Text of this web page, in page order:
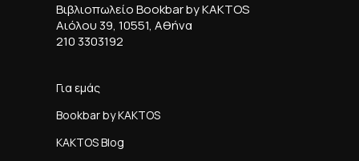
Βιβλιοπωλείο Bookbar by KAKTOS
Αιόλου 39, 10551, Αθήνα
210 3303192
Για εμάς
Bookbar by KAKTOS
KAKTOS Blog